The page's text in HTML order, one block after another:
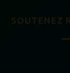
SOUTENEZ